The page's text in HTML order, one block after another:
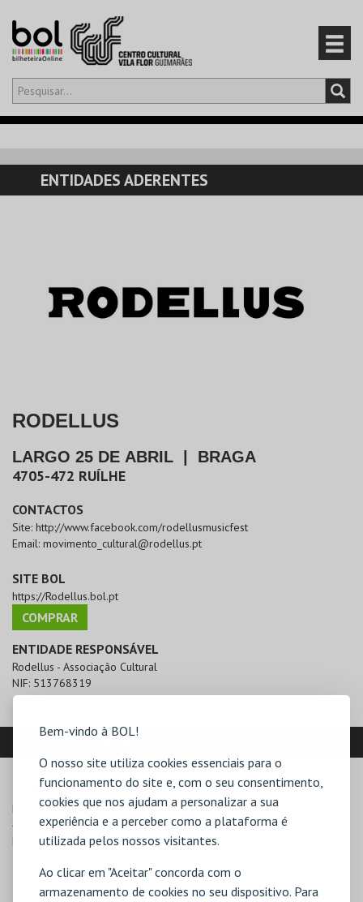
Bem-vindo à BOL!
O nosso site utiliza cookies essenciais para o
funcionamento do site e, com o seu consentimento,
cookies que nos ajudam a personalizar a sua
experiência e a perceber como a plataforma é
utilizada pelos nossos visitantes.
Ao clicar em "Aceitar" concorda com o
armazenamento de cookies no seu dispositivo. Para
Olá,iniciar sessão
CARRINHO
EVENTOS
PRODUTOS
ENTIDADES ADERENTES
RODELLUS
LARGO 25 DE ABRIL BRAGA
4705-472 RUÍLHE
CONTACTOS
Site: http://www.facebook.com/rodellusmusicfest
Email: movimento_cultural@rodellus.pt
SITE BOL
https://Rodellus.bol.pt
COMPRAR
ENTIDADE RESPONSÁVEL
Rodellus - Associação Cultural
NIF: 513768319
LOCALIZAÇÃO
MORADA
Largo 25 de Abril
4705-472 Ruílhe
Direcções para Rodellus